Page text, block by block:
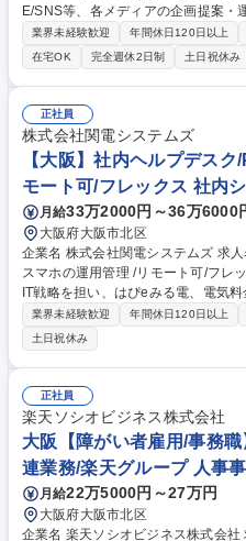
E/SNS等、各メディアの企画提案・
す。各データを元に分析・提案を行
る業務となります。 【詳細】代行商品契約店舗のフロント担当として、各
種データを用いた分析、それを基に
稿画像の作成やライティング等の
どうすればWeb集客（ネット予約）
リアの飲食店様の予約傾向や、ユー
ているかなどを分析したうえで、
す。 募集職種 【WEB集客プランナー/大阪】フルリモート可能/「楽天ぐる
なび」を運営
業界未経験歓迎 年間休日120日以上
在宅OK
完全週休2日制 土日祝休み
正社員
株式会社関電システムズ
【大阪】社内ヘルプデス
モート可/フレックス 社内
月給33万2000円～36万6000
大阪府大阪市北区
企業名 株式会社関電システムズ 求人名 【大阪】社内ヘルプデスク/PC・
スマホの運用管理 /リモート可/フレックス 仕事の内容 関西電力
IT戦略を担い、はぴeみる電、電気
サービスを支える基幹系システムを
プデスクを担当いただきます。 【業務詳細】IT機器の配備・在庫管理、リ
プレース計画の推進、社内問合せ対
に委託先を活用したベンダーコント
改善提案など、安定稼働に向けたプ
的にはサブリーダーとして、外部パ
がら運用基盤の最適化を推進していただきます。 募集
ヘルプデスク/PC・スマホの運用管
業界未経験歓迎 年間休日120日以上
土日祝休み
正社員
楽天ソシオビジネス株式会社
大阪【障がい者雇用/事務
連業務/楽天グループ 人事
月給22万5000円～27万円
大阪府大阪市北区
企業名 楽天ソシオビジネス株式会社 求人名 大阪【障がい者雇用/事務職】